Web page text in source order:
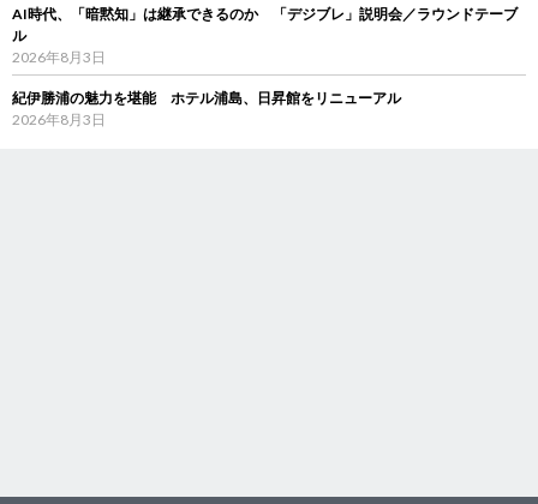
AI時代、「暗黙知」は継承できるのか 「デジブレ」説明会／ラウンドテーブ
ル
2026年8月3日
紀伊勝浦の魅力を堪能 ホテル浦島、日昇館をリニューアル
2026年8月3日